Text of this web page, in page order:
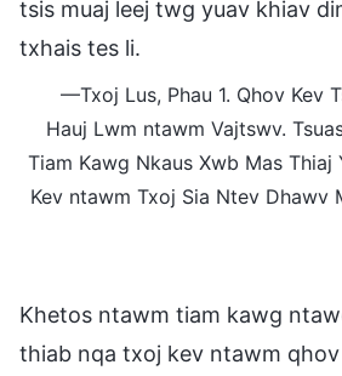
tsis muaj leej twg yuav khiav
txhais tes li.
—Txoj Lus, Phau 1. Qhov Kev
Hauj Lwm ntawm Vajtswv.
Tiam Kawg Nkaus Xwb Mas Thiaj
Kev ntawm Txoj Sia Ntev Dhawv
Khetos ntawm tiam kawg
thiab nqa txoj kev ntawm qhov